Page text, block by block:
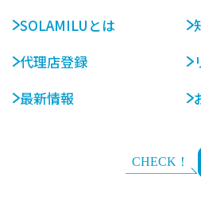
SOLAMILUとは
代理店登録
最新情報